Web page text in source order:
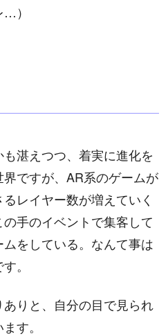
）
湛えつつ、着実に進化を
ですが、AR系のゲームが
レイヤー数が増えていく
手のイベントで集客して
をしている。なんて事は
。
りと、自分の目で見られ
す。